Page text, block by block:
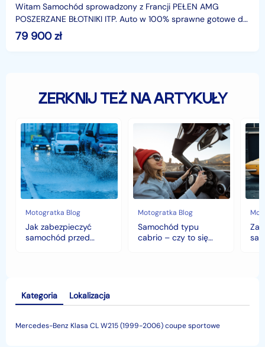
Witam Samochód sprowadzony z Francji PEŁEN AMG
POSZERZANE BŁOTNIKI ITP. Auto w 100% sprawne gotowe do
jazdy trzy kluczyki książki serwisowe niski przebieg nasza
79 900zł
ZERKNIJ TEŻ NA ARTYKUŁY
Jak
zabezpieczyć
samochód
przed
jesiennymi
chłodami
i
deszczem?
Motogratka Blog
Jak zabezpieczyć
samochód przed
Samochód
cabrio
–
czy
to
się
opłaca
w
polskim
klimacie?
Motogratka Blog
Samochód typu
cabrio – czy to się
czyli
Kategoria
Mercedes-Benz Klasa CL W215 (1999-2006) coupe sportowe
Lokalizacja